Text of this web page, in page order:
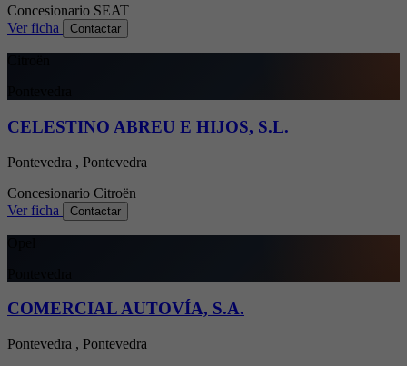
Concesionario SEAT
Ver ficha
Contactar
CELESTINO ABREU E HIJOS, S.L.
Pontevedra , Pontevedra
Concesionario Citroën
Ver ficha
Contactar
COMERCIAL AUTOVÍA, S.A.
Pontevedra , Pontevedra